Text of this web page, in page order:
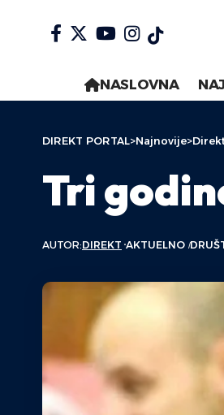
NASLOVNA
DIREKT PORTAL>Najnovije>
Tri
AUTOR:DIREKT AKTUELNO